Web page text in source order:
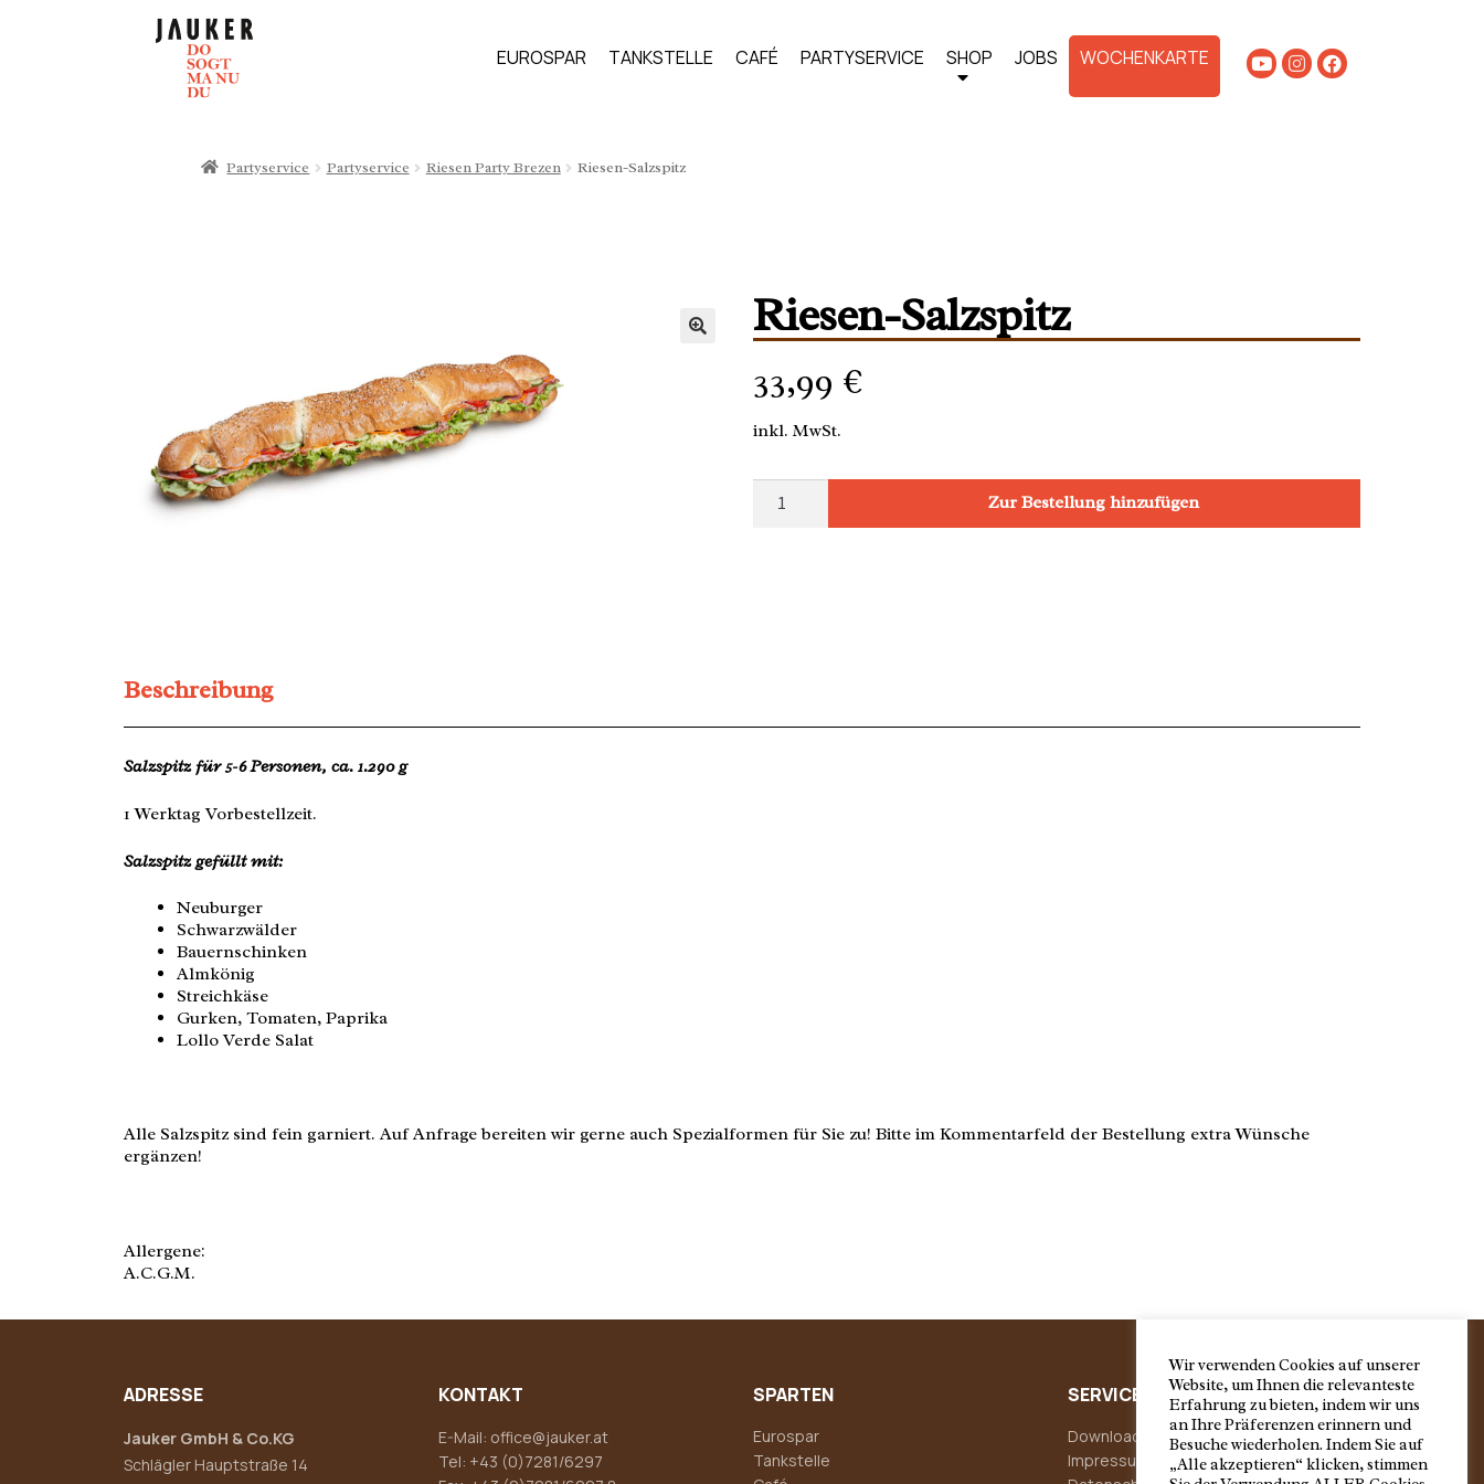
EUROSPAR TANKSTELLE CAFÉ PARTYSERVICE SHOP JOBS WOCHENKARTE
Partyservice Partyservice Riesen Party Brezen Riesen-Salzspitz
Riesen-Salzspitz
33,99 €
inkl. MwSt.
Zur Bestellung hinzufügen
Beschreibung
Salzspitz für 5-6 Personen, ca. 1.290 g
1 Werktag Vorbestellzeit.
Salzspitz gefüllt mit:
Neuburger
Schwarzwälder
Bauernschinken
Almkönig
Streichkäse
Gurken, Tomaten, Paprika
Lollo Verde Salat
Alle Salzspitz sind fein garniert. Auf Anfrage bereiten wir gerne auch Spezialformen für Sie zu! Bitte im Kommentarfeld der Bestellung extra Wünsche
ergänzen!
Allergene:
A.C.G.M.
ADRESSE
Jauker GmbH & Co.KG
Schlägler Hauptstraße 14
KONTAKT
E-Mail: office@jauker.at
Tel: +43 (0)7281/6297
SPARTEN
Eurospar
Tankstelle
SERVICE
Downloads
Impressum
Wir verwenden Cookies auf unserer
Website, um Ihnen die relevanteste
Erfahrung zu bieten, indem wir uns
an Ihre Präferenzen erinnern und
Besuche wiederholen. Indem Sie auf
„Alle akzeptieren“ klicken, stimmen